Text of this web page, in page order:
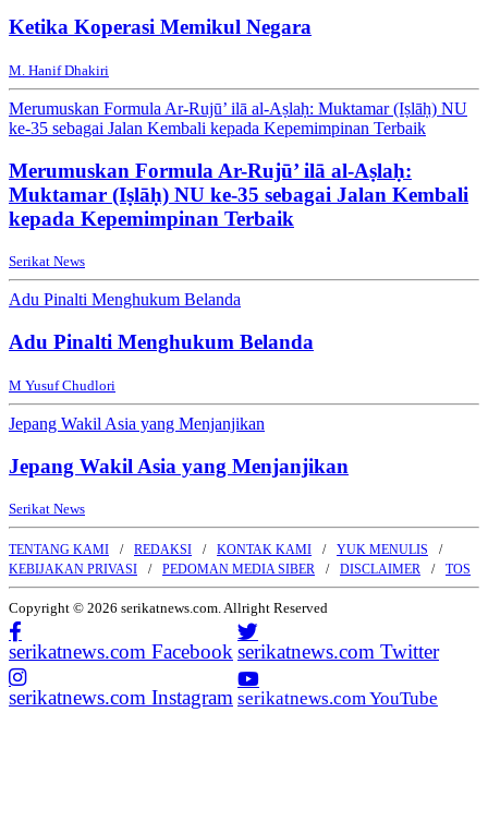
Ketika Koperasi Memikul Negara
M. Hanif Dhakiri
Merumuskan Formula Ar-Rujū’ ilā al-Aṣlaḥ: Muktamar (Iṣlāḥ) NU
ke-35 sebagai Jalan Kembali kepada Kepemimpinan Terbaik
Merumuskan Formula Ar-Rujū’ ilā al-Aṣlaḥ:
Muktamar (Iṣlāḥ) NU ke-35 sebagai Jalan Kembali
kepada Kepemimpinan Terbaik
Serikat News
Adu Pinalti Menghukum Belanda
Adu Pinalti Menghukum Belanda
M Yusuf Chudlori
Jepang Wakil Asia yang Menjanjikan
Jepang Wakil Asia yang Menjanjikan
Serikat News
TENTANG KAMI REDAKSI KONTAK KAMI
YUK MENULIS
KEBIJAKAN PRIVASI
PEDOMAN MEDIA SIBER DISCLAIMER TOS
Copyright © 2026 serikatnews.com. Allright Reserved
serikatnews.com Facebook serikatnews.com Twitter
serikatnews.com Instagram serikatnews.com YouTube